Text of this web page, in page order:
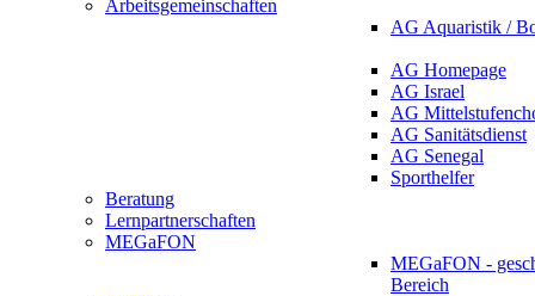
Arbeitsgemeinschaften
AG Aquaristik /
AG Homepage
AG Israel
AG
AG Sanitätsdienst
AG Senegal
Sporthelfer
Beratung
Lernpartnerschaften
MEGaFON
MEGaFON -
Bereich